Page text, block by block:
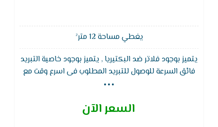
يغطي مساحة 12 متر²
يتميز بوجود فلاتر ضد البكتيريا , يتميز بوجود خاصية التبريد
فائق السرعة للوصول للتبريد المطلوب فى اسرع وقت مع
توفير فى التيار الكهربائى ويتميز بخاصية التشغيل
...
السعر الآن